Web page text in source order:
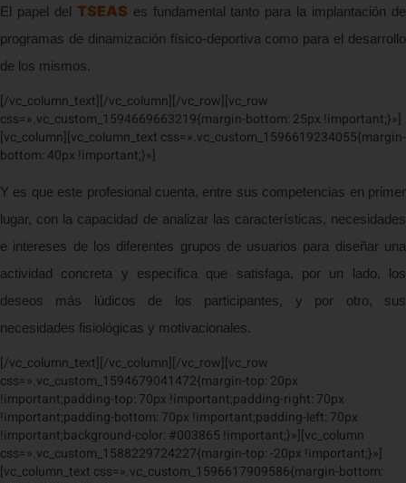
El papel del TSEAS es fundamental tanto para la implantación de
programas de dinamización físico-deportiva como para el desarrollo
de los mismos.
[/vc_column_text][/vc_column][/vc_row][vc_row
css=».vc_custom_1594669663219{margin-bottom: 25px !important;}»]
[vc_column][vc_column_text css=».vc_custom_1596619234055{margin-
bottom: 40px !important;}»]
Y es que este profesional cuenta, entre sus competencias en primer
lugar, con la capacidad de analizar las características, necesidades
e intereses de los diferentes grupos de usuarios para diseñar una
actividad concreta y específica que satisfaga, por un lado, los
deseos más lúdicos de los participantes, y por otro, sus
necesidades fisiológicas y motivacionales.
[/vc_column_text][/vc_column][/vc_row][vc_row
css=».vc_custom_1594679041472{margin-top: 20px
!important;padding-top: 70px !important;padding-right: 70px
!important;padding-bottom: 70px !important;padding-left: 70px
!important;background-color: #003865 !important;}»][vc_column
css=».vc_custom_1588229724227{margin-top: -20px !important;}»]
[vc_column_text css=».vc_custom_1596617909586{margin-bottom: